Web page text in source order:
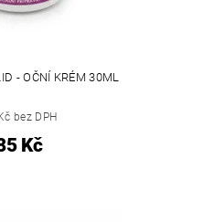
- OČNÍ KRÉM 30ML
bez DPH
Kč